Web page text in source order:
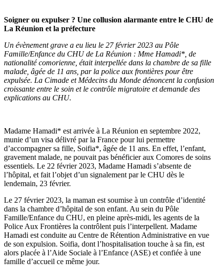
Soigner ou expulser ? Une collusion alarmante entre le CHU de
La Réunion et la préfecture
Un évènement grave a eu lieu le 27 février 2023 au Pôle
Famille/Enfance du CHU de La Réunion : Mme Hamadi*, de
nationalité comorienne, était interpellée dans la chambre de sa fille
malade, âgée de 11 ans, par la police aux frontières pour être
expulsée. La Cimade et Médecins du Monde dénoncent la confusion
croissante entre le soin et le contrôle migratoire et demande des
explications au CHU.
Madame Hamadi* est arrivée à La Réunion en septembre 2022,
munie d’un visa délivré par la France pour lui permettre
d’accompagner sa fille, Soifia*, âgée de 11 ans. En effet, l’enfant,
gravement malade, ne pouvait pas bénéficier aux Comores de soins
essentiels. Le 22 février 2023, Madame Hamadi s’absente de
l’hôpital, et fait l’objet d’un signalement par le CHU dès le
lendemain, 23 février.
Le 27 février 2023, la maman est soumise à un contrôle d’identité
dans la chambre d’hôpital de son enfant. Au sein du Pôle
Famille/Enfance du CHU, en pleine après-midi, les agents de la
Police Aux Frontières la contrôlent puis l’interpellent. Madame
Hamadi est conduite au Centre de Rétention Administrative en vue
de son expulsion. Soifia, dont l’hospitalisation touche à sa fin, est
alors placée à l’Aide Sociale à l’Enfance (ASE) et confiée à une
famille d’accueil ce même jour.